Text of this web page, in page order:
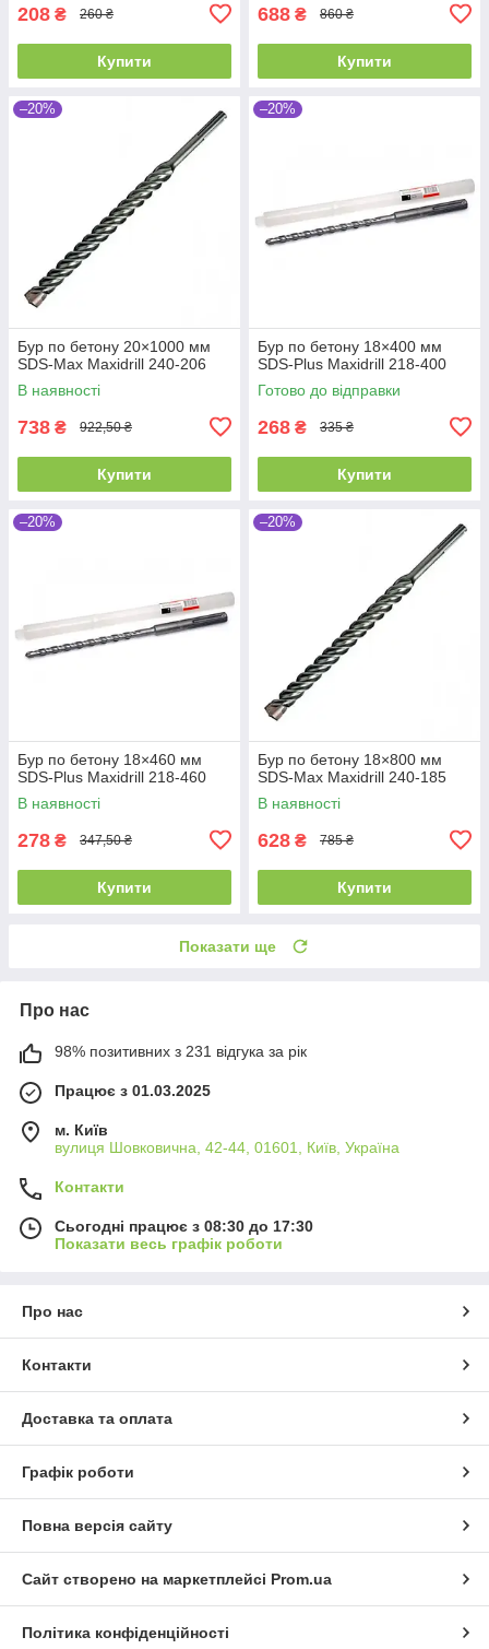
208 ₴ 260 ₴
Купити
688 ₴ 860 ₴
Купити
–20%
Бур по бетону 20×1000 мм
SDS-Max Maxidrill 240-206
В наявності
738 ₴ 922,50 ₴
Купити
–20%
Бур по бетону 18×400 мм
SDS-Plus Maxidrill 218-400
Готово до відправки
268 ₴ 335 ₴
Купити
–20%
Бур по бетону 18×460 мм
SDS-Plus Maxidrill 218-460
В наявності
278 ₴ 347,50 ₴
Купити
–20%
Бур по бетону 18×800 мм
SDS-Max Maxidrill 240-185
В наявності
628 ₴ 785 ₴
Купити
Показати ще
Про нас
98% позитивних з 231 відгука за рік
Працює з 01.03.2025
м. Київ
вулиця Шовковична, 42-44, 01601, Київ, Україна
Контакти
Сьогодні працює з 08:30 до 17:30
Показати весь графік роботи
Про нас
Контакти
Доставка та оплата
Графік роботи
Повна версія сайту
Сайт створено на маркетплейсі Prom.ua
Політика конфіденційності